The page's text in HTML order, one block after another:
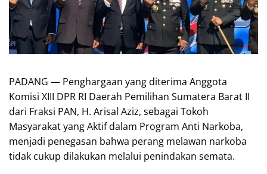
PADANG — Penghargaan yang diterima Anggota
Komisi XIII DPR RI Daerah Pemilihan Sumatera Barat II
dari Fraksi PAN, H. Arisal Aziz, sebagai Tokoh
Masyarakat yang Aktif dalam Program Anti Narkoba,
menjadi penegasan bahwa perang melawan narkoba
tidak cukup dilakukan melalui penindakan semata.